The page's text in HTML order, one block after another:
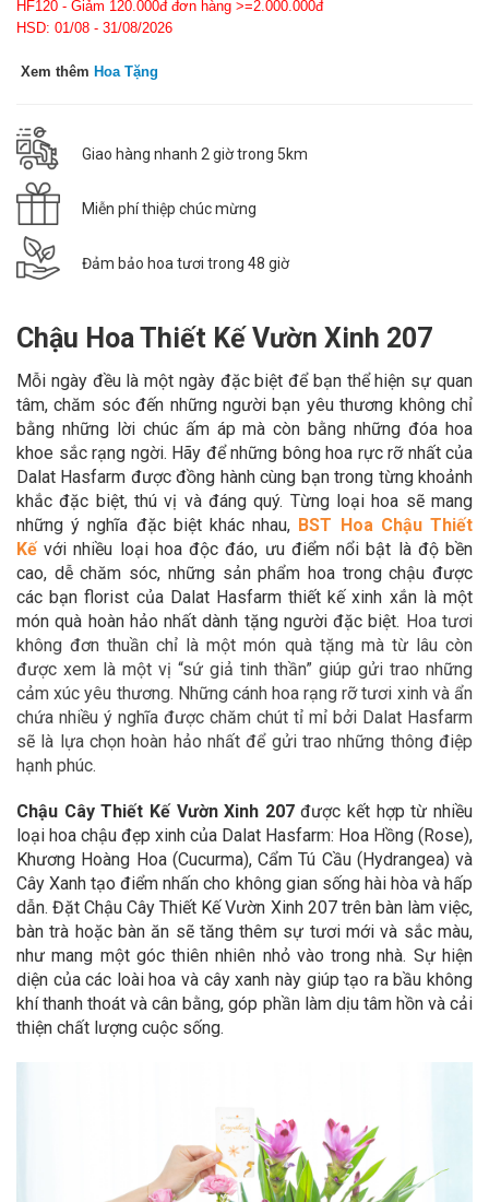
HF120 - Giảm 120.000đ đơn hàng >=2.000.000đ
HSD: 01/08 - 31/08/2026
Xem thêm Hoa Tặng
Giao hàng nhanh 2 giờ trong 5km
Miễn phí thiệp chúc mừng
Đảm bảo hoa tươi trong 48 giờ
Chậu Hoa Thiết Kế Vườn Xinh 207
Mỗi ngày đều là một ngày đặc biệt để bạn thể hiện sự quan
tâm, chăm sóc đến những người bạn yêu thương không chỉ
bằng những lời chúc ấm áp mà còn bằng những đóa hoa
khoe sắc rạng ngời. Hãy đểnhững bông hoa rực rỡ nhất của
Dalat Hasfarm được đồng hành cùng bạn trong từng khoảnh
khắc đặc biệt, thú vị và đáng quý. Từng loại hoa sẽ mang
những ý nghĩa đặc biệt khác nhau, BST Hoa Chậu Thiết
Kế với nhiều loại hoa độc đáo, ưu điểm nổi bật là độ bền
cao, dễ chăm sóc, những sản phẩm hoa trong chậu được
các bạn florist của Dalat Hasfarm thiết kế xinh xắn là một
món quà hoàn hảo nhất dành tặng người đặc biệt. Hoa tươi
không đơn thuần chỉ là một món quà tặng mà từ lâu còn
được xem là một vị “sứ giả tinh thần” giúp gửi trao những
cảm xúc yêu thương. Những cánh hoa rạng rỡ tươi xinh và ẩn
chứa nhiều ý nghĩa được chăm chút tỉ mỉ bởi Dalat Hasfarm
sẽ là lựa chọn hoàn hảo nhất để gửi trao những thông điệp
hạnh phúc.
Chậu Cây Thiết Kế Vườn Xinh 207được kết hợp từ nhiều
loại hoa chậu đẹp xinh của Dalat Hasfarm: Hoa Hồng (Rose),
Khương Hoàng Hoa (Cucurma), Cẩm Tú Cầu (Hydrangea) và
Cây Xanhtạo điểm nhấn cho không gian sống hài hòa và hấp
dẫn. Đặt Chậu Cây Thiết Kế Vườn Xinh 207 trên bàn làm việc,
bàn trà hoặc bàn ăn sẽ tăng thêm sự tươi mới và sắc màu,
như mang một góc thiên nhiên nhỏ vào trong nhà. Sự hiện
diện của các loài hoa và cây xanh này giúp tạo ra bầu không
khí thanh thoát và cân bằng, góp phần làm dịu tâm hồn và cải
thiện chất lượng cuộc sống.